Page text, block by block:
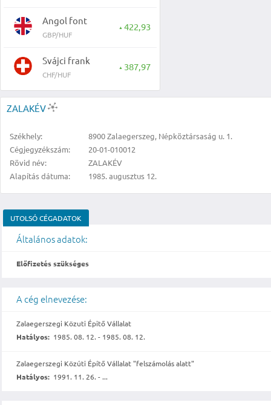
Angol font
GBP/HUF
▲ 422,93
Svájci frank
CHF/HUF
▲ 387,97
ZALAKÉV
Székhely:
8900 Zalaegerszeg, Népköztársaság u. 1.
Cégjegyzékszám:
20-01-010012
Rövid név:
ZALAKÉV
Alapítás dátuma:
1985. augusztus 12.
UTOLSÓ CÉGADATOK
Általános adatok:
Előfizetés szükséges
A cég elnevezése:
Zalaegerszegi Közuti Épitő Vállalat
Hatályos: 1985. 08. 12. - 1985. 08. 12.
Zalaegerszegi Közúti Építő Vállalat "felszámolás alatt"
Hatályos: 1991. 11. 26. - ...